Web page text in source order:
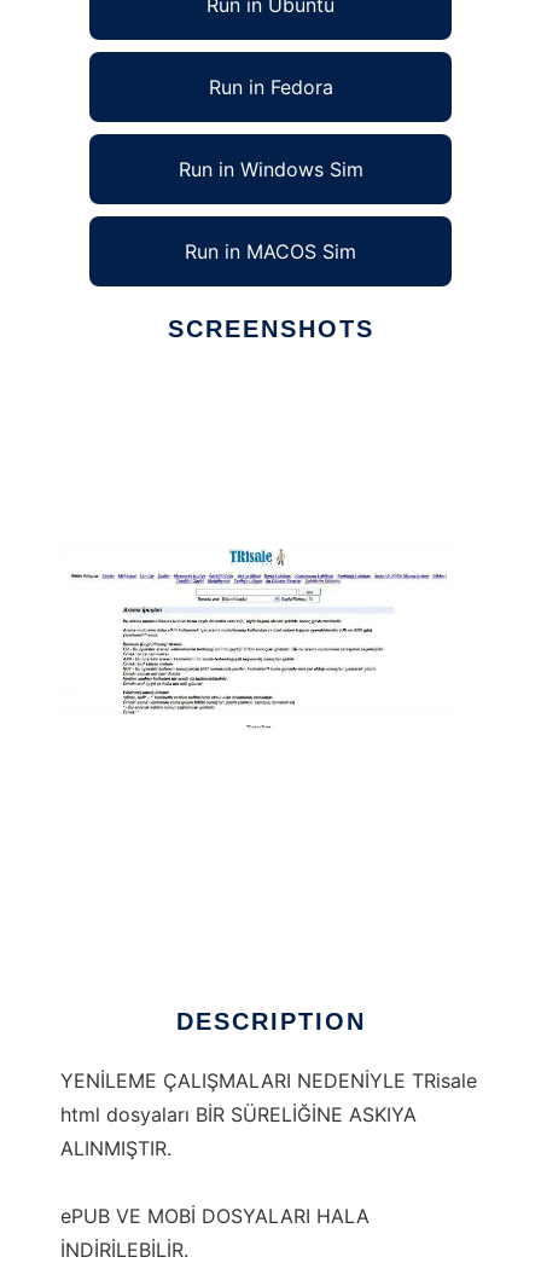
Run in Ubuntu
Run in Fedora
Run in Windows Sim
Run in MACOS Sim
SCREENSHOTS
DESCRIPTION
YENİLEME ÇALIŞMALARI NEDENİYLE TRisale
html dosyaları BİR SÜRELİĞİNE ASKIYA
ALINMIŞTIR.
ePUB VE MOBİ DOSYALARI HALA
İNDİRİLEBİLİR.